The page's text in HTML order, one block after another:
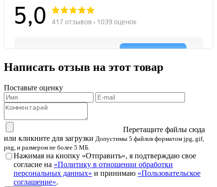
Написать отзыв на этот товар
Поставьте оценку
Перетащите файлы сюда
или кликните для загрузки Допустимы 5 файлов форматом jpg, gif,
png, и размером не более 5 МБ.
Нажимая на кнопку «Отправить», я подтверждаю свое
согласие на «Политику в отношении обработки
персональных данных» и принимаю «Пользовательское
соглашение».